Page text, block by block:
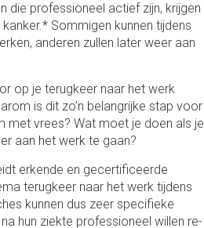
die professioneel actief zijn, krijgen
Sommigen kunnen tijdens
anderen zullen later weer aan
op je terugkeer naar het werk
is dit zo’n belangrijke stap voor
met vrees? Wat moet je doen als je
aan het werk te gaan?
erkende en gecertificeerde
terugkeer naar het werk tijdens
kunnen dus zeer specifieke
hun ziekte professioneel willen re-